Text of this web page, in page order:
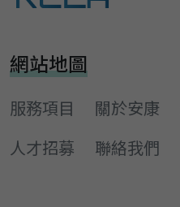
網站地圖
服務項目 關於安康
人才招募
聯絡我們